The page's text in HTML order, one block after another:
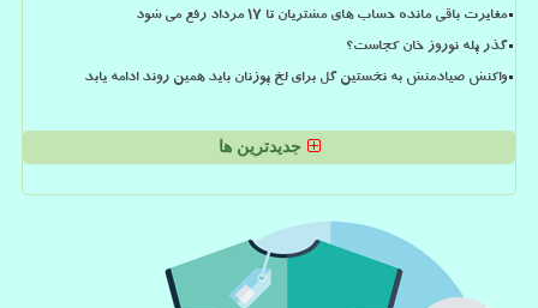
مغایرت باقی مانده حساب های مشتریان تا 17 مرداد رفع می شود
گذر پله نوروز خان کجاست؟
واکنش صیادمنش به نخستین گل برای لخ پوزنان باید همین روند ادامه یابد
جدیدترین ها